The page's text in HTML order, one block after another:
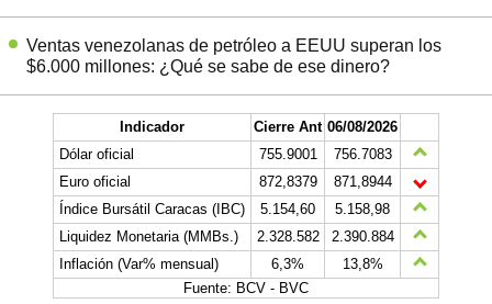
Ventas venezolanas de petróleo a EEUU superan los
$6.000 millones: ¿Qué se sabe de ese dinero?
Indicador Cierre Ant 06/08/2026
Dólar oficial
755.9001
756.7083
Euro oficial
872,8379
871,8944
Índice Bursátil Caracas (IBC)
5.154,60
5.158,98
Liquidez Monetaria (MMBs.)
2.328.582
2.390.884
Inflación (Var% mensual)
6,3%
13,8%
Fuente: BCV - BVC